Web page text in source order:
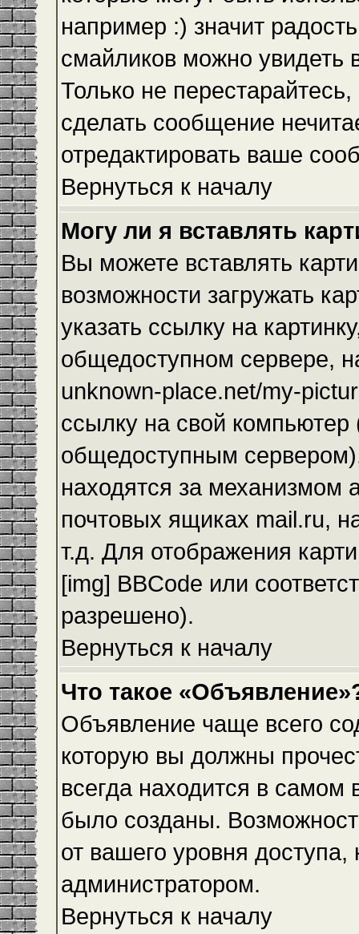
например :) значит
смайликов можно
Только не
сделать сообщение
отредактировать ваше
Вернуться к началу
Могу ли я вставлять
Вы можете вставлять
возможности загружать
указать ссылку на
общедоступном сервере,
unknown-place.net/my-
ссылку на свой компьютер
общедоступным
находятся за механизмом
почтовых ящиках mail.ru,
т.д. Для отображения
[img] BBCode или
разрешено).
Вернуться к началу
Что такое
Объявление чаще всего
которую вы должны
всегда находится в
было созданы.
от вашего уровня
администратором.
Вернуться к началу